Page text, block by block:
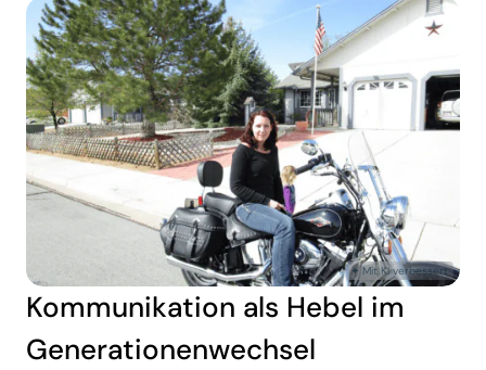
Kommunikation als Hebel im
Generationenwechsel